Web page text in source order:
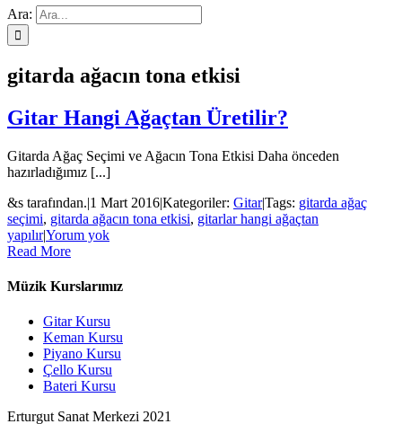
Ara:
gitarda ağacın tona etkisi
Gitar Hangi Ağaçtan Üretilir?
Gitarda Ağaç Seçimi ve Ağacın Tona Etkisi Daha önceden
hazırladığımız [...]
&s tarafından.|1 Mart 2016|Kategoriler: Gitar|Tags: gitarda ağaç
seçimi, gitarda ağacın tona etkisi, gitarlar hangi ağaçtan
yapılır|Yorum yok
Read More
Müzik Kurslarımız
Gitar Kursu
Keman Kursu
Piyano Kursu
Çello Kursu
Bateri Kursu
Erturgut Sanat Merkezi 2021